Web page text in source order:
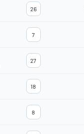
26
7
27
18
8